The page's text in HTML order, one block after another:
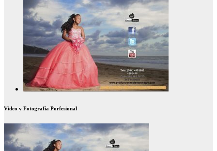
Video y Fotografía Porfesional